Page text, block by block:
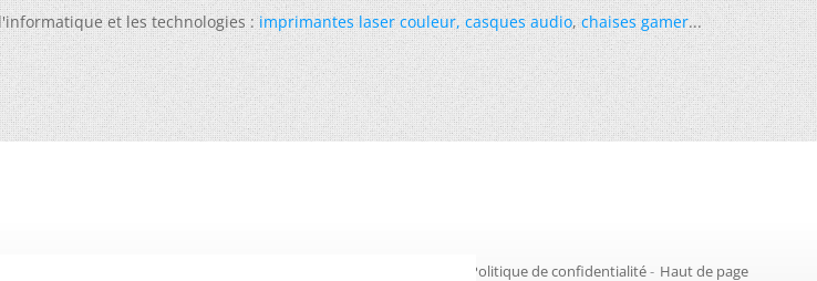
et les technologies :imprimantes laser couleur,casques audio,chaises gamer...
Politique de confidentialité- Haut de page